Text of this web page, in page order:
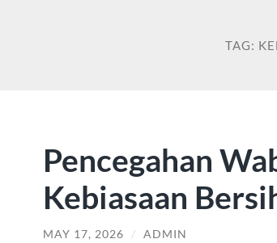
TAG:
Pencegahan
Kebiasaan
MAY 17, 2026 / ADMIN